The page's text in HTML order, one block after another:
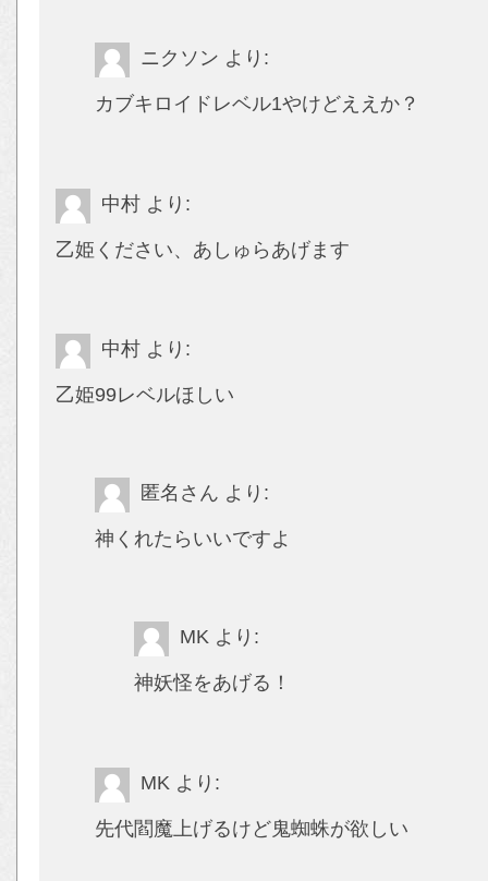
ニクソン より:
カブキロイドレベル1やけどええか？
中村 より:
乙姫ください、あしゅらあげます
中村 より:
乙姫99レベルほしい
匿名さん より:
神くれたらいいですよ
MK より:
神妖怪をあげる！
MK より:
先代閻魔上げるけど鬼蜘蛛が欲しい